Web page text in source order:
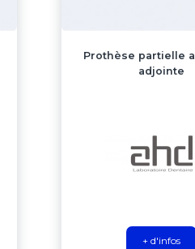
Prothèse partielle
adjointe
+ d'infos